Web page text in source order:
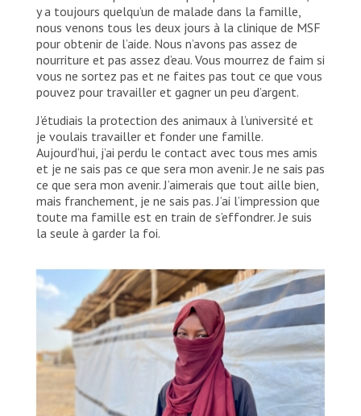
y a toujours quelqu’un de malade dans la famille,
nous venons tous les deux jours à la clinique de MSF
pour obtenir de l’aide. Nous n’avons pas assez de
nourriture et pas assez d’eau. Vous mourrez de faim si
vous ne sortez pas et ne faites pas tout ce que vous
pouvez pour travailler et gagner un peu d’argent.
J’étudiais la protection des animaux à l’université et
je voulais travailler et fonder une famille.
Aujourd’hui, j’ai perdu le contact avec tous mes amis
et je ne sais pas ce que sera mon avenir. Je ne sais pas
ce que sera mon avenir. J’aimerais que tout aille bien,
mais franchement, je ne sais pas. J’ai l’impression que
toute ma famille est en train de s’effondrer. Je suis
la seule à garder la foi.